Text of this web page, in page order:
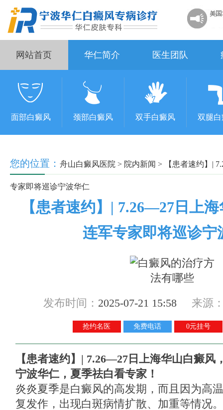
网站首页 华仁简介 医生团队
面部白癜风 颈部白癜风 双手白癜风 双腿
您的位置： 舟山白癜风医院 > 院内新闻 > 【患者速约】|
专家即将巡诊宁波华仁
【患者速约】| 7.26—27日上
连军专家即将巡诊宁
发布时间： 2025-07-21 15:58 来源
抢约名医 免费电话 0元挂号
【患者速约】 | 7.26—27 日上海华山白癜风
宁波华仁，夏季祛白看专家！
炎炎夏季是白癜风的高发期，而且因为高
复发作，出现白斑病情扩散、加重等情况